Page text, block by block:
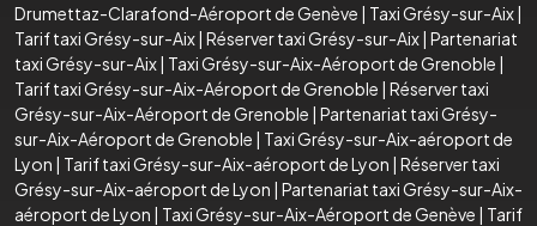
Drumettaz-Clarafond-Aéroport de Genève | Taxi Grésy-sur-Aix|
Tarif taxi Grésy-sur-Aix| Réserver taxi Grésy-sur-Aix| Partenariat
taxi Grésy-sur-Aix| Taxi Grésy-sur-Aix-Aéroport de Grenoble |
Tarif taxi Grésy-sur-Aix-Aéroport de Grenoble | Réserver taxi
Grésy-sur-Aix-Aéroport de Grenoble | Partenariat taxi Grésy-
sur-Aix-Aéroport de Grenoble | Taxi Grésy-sur-Aix-aéroport de
Lyon | Tarif taxi Grésy-sur-Aix-aéroport de Lyon | Réserver taxi
Grésy-sur-Aix-aéroport de Lyon | Partenariat taxi Grésy-sur-Aix-
aéroport de Lyon | Taxi Grésy-sur-Aix-Aéroport de Genève | Tarif